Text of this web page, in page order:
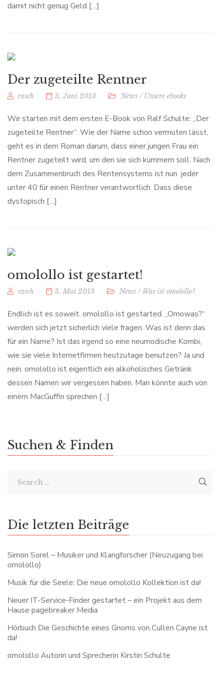
damit nicht genug Geld […]
Der zugeteilte Rentner
rasch 3. Juni 2013 News / Unsere ebooks
Wir starten mit dem ersten E-Book von Ralf Schulte: „Der
zugeteilte Rentner“. Wie der Name schon vermuten lässt,
geht es in dem Roman darum, dass einer jungen Frau ein
Rentner zugeteilt wird, um den sie sich kümmern soll. Nach
dem Zusammenbruch des Rentensystems ist nun jeder
unter 40 für einen Rentner verantwortlich. Dass diese
dystopisch […]
omolollo ist gestartet!
rasch 3. Mai 2013 News / Was ist omolollo?
Endlich ist es soweit. omolollo ist gestarted. „Omowas?“
werden sich jetzt sicherlich viele fragen. Was ist denn das
für ein Name? Ist das irgend so eine neumodische Kombi,
wie sie viele Internetfirmen heutzutage benutzen? Ja und
nein. omolollo ist eigentlich ein alkoholisches Getränk
dessen Namen wir vergessen haben. Man könnte auch von
einem MacGuffin sprechen […]
Suchen & Finden
Die letzten Beiträge
Simon Sorel – Musiker und Klangforscher (Neuzugang bei
omolollo)
Musik für die Seele: Die neue omolollo Kollektion ist da!
Neuer IT-Service-Finder gestartet – ein Projekt aus dem
Hause pagebreaker Media
Hörbuch Die Geschichte eines Gnoms von Cullen Cayne ist
da!
omolollo Autorin und Sprecherin Kirstin Schulte